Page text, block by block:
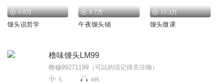
6.8万
馒头说哲学
9.7万
午夜馒头铺
15.3万
馒头微课
橹味馒头LM99
橹穆99271199（可以的话记得关注呦）
5 495